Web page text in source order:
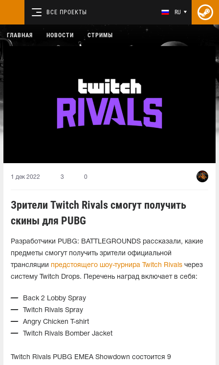
ВСЕ ПРОЕКТЫ RU
ГЛАВНАЯ НОВОСТИ СТРИМЫ
1 дек 2022 3 0
Зрители Twitch Rivals смогут получить
скины для PUBG
Разработчики PUBG: BATTLEGROUNDS рассказали, какие
предметы смогут получить зрители официальной
трансляции предстоящего шоу-турнира Twitch Rivals через
систему Twitch Drops. Перечень наград включает в себя:
Back 2 Lobby Spray
Twitch Rivals Spray
Angry Chicken T-shirt
Twitch Rivals Bomber Jacket
Twitch Rivals PUBG EMEA Showdown состоится 9